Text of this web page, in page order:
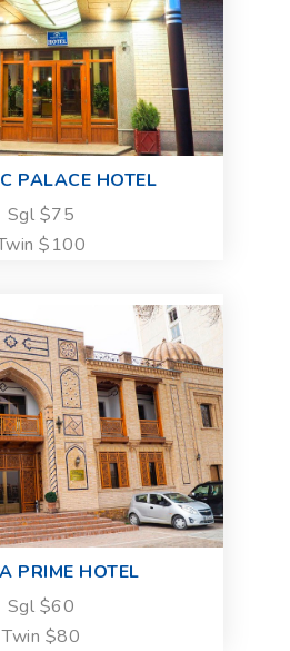
PALACE HOTEL
Sgl $75
$100
PRIME HOTEL
Sgl $60
Twin $80